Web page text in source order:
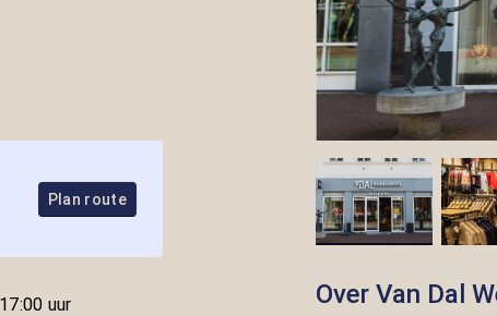
Plan route
uur Over Van Dal